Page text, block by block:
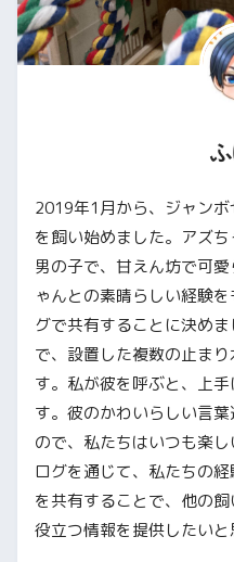
2019年1月から、ジャン
を飼い始めました。アズ
男の子で、甘えん坊で可
ゃんとの素晴らしい経験
グで共有することに決め
で、設置した複数の止ま
す。私が彼を呼ぶと、上
す。彼のかわいらしい言
ので、私たちはいつも楽
ログを通じて、私たちの
を共有することで、他の
役立つ情報を提供したいと